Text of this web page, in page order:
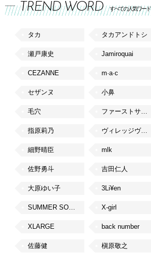
TREND WORD すべての人気ワード
タカ タカアンドトシ
瀬戸康史 Jamiroquai
CEZANNE m·a·c
セザンヌ 小鼻
毛穴 ファーストサマーウイカ
指原莉乃 ヴィレッジヴァンガード
細野晴臣 mlk
佐野勇斗 吉田仁人
大原ゆい子 3Li¥en
SUMMER SONIC X-girl
XLARGE back number
佐藤健 槇原敬之